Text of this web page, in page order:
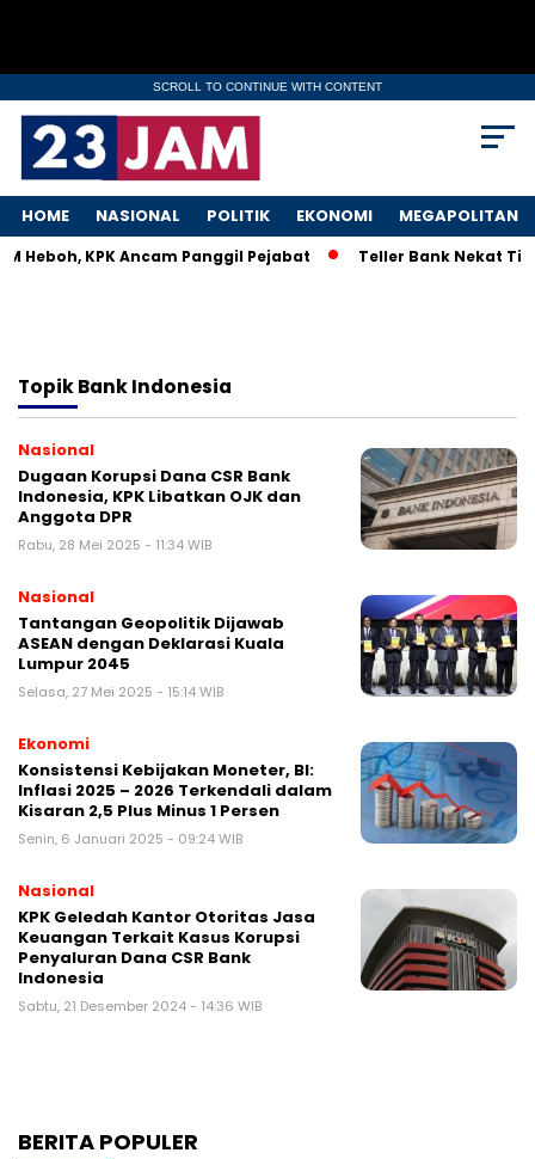
SCROLL TO CONTINUE WITH CONTENT
HOME NASIONAL POLITIK EKONOMI MEGAPOLITAN
Heboh, KPK Ancam Panggil Pejabat Teller Bank Nekat
TopikBank Indonesia
Nasional
Dugaan Korupsi Dana CSR Bank
Indonesia, KPK Libatkan OJK dan
Anggota DPR
Rabu, 28 Mei 2025 - 11:34 WIB
Nasional
Tantangan Geopolitik Dijawab
ASEAN dengan Deklarasi Kuala
Lumpur 2045
Selasa, 27 Mei 2025 - 15:14 WIB
Ekonomi
Konsistensi Kebijakan Moneter, BI:
Inflasi 2025 – 2026 Terkendali dalam
Kisaran 2,5 Plus Minus 1 Persen
Senin, 6 Januari 2025 - 09:24 WIB
Nasional
KPK Geledah Kantor Otoritas Jasa
Keuangan Terkait Kasus Korupsi
Penyaluran Dana CSR Bank
Indonesia
Sabtu, 21 Desember 2024 - 14:36 WIB
BERITA POPULER